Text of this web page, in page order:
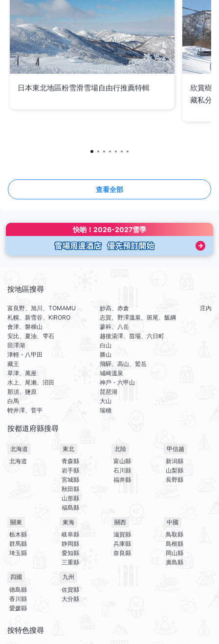
日本東北地區粉雪滑雪場自由行推薦特輯
欣賞樹
藏私分
查看全部
快啲！ 2026-2027雪季
按地區搜尋
富良野、旭川、TOMAMU
札幌、新雪谷、KIRORO
會津、磐梯山
安比、夏油、雫石
田澤湖
津輕・八甲田
藏王
草津、萬座
水上、尾瀨、沼田
那須、鹽原
白馬
輕井澤、菅平
妙高、赤倉
志賀、野澤溫泉、斑尾、飯綱
蓼科、八岳
越後湯澤、苗場、六日町
白山
勝山
飛驒、高山、鷲岳
城崎溫泉
神戶・六甲山
琵琶湖
大山
瑞穗
庄內
按都道府縣搜尋
北海道
北海道
東北
青森縣
岩手縣
宮城縣
秋田縣
山形縣
福島縣
北陸
富山縣
石川縣
福井縣
甲信越
新潟縣
山梨縣
長野縣
關東
栃木縣
群馬縣
埼玉縣
東海
岐阜縣
静岡縣
愛知縣
三重縣
關西
滋賀縣
兵庫縣
奈良縣
中國
鳥取縣
島根縣
岡山縣
廣島縣
四國
德島縣
香川縣
愛媛縣
九州
佐賀縣
大分縣
按特色搜尋